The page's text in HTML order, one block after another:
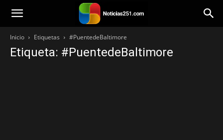
Noticias251
Inicio Etiquetas #PuentedeBaltimore
Etiqueta: #PuentedeBaltimore